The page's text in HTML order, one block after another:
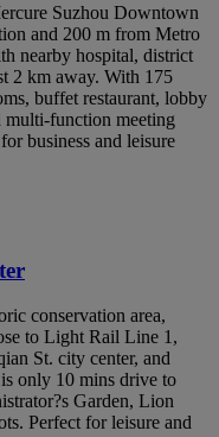
Suzhou Downtown
and 200 m from Metro
nearby hospital, district
2 km away. With 175
buffet restaurant, lobby
multi-function meeting
business and leisure
conservation area,
to Light Rail Line 1,
St. city center, and
only 10 mins drive to
Garden, Lion
Perfect for leisure and